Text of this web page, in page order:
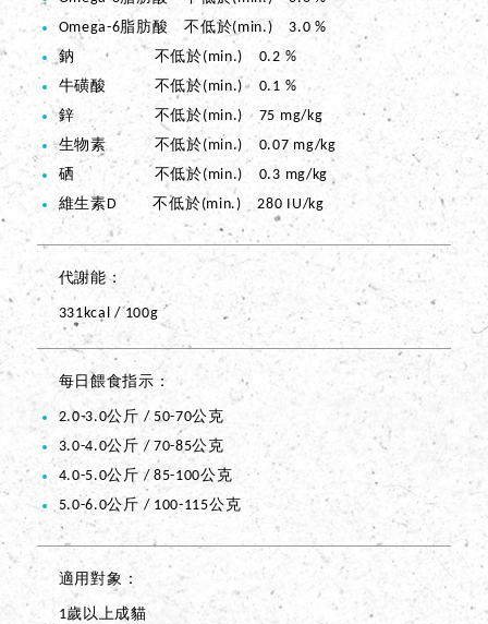
Omega-6脂肪酸 不低於(min.) 3.0 %
鈉 不低於(min.) 0.2 %
牛磺酸 不低於(min.) 0.1 %
鋅 不低於(min.) 75 mg/kg
生物素 不低於(min.) 0.07 mg/kg
硒 不低於(min.) 0.3 mg/kg
維生素D 不低於(min.) 280 IU/kg
代謝能
331kcal / 100g
每日餵食指示
2.0-3.0公斤 / 50-70公克
3.0-4.0公斤 / 70-85公克
4.0-5.0公斤 / 85-100公克
5.0-6.0公斤 / 100-115公克
適用對象
1歲以上成貓